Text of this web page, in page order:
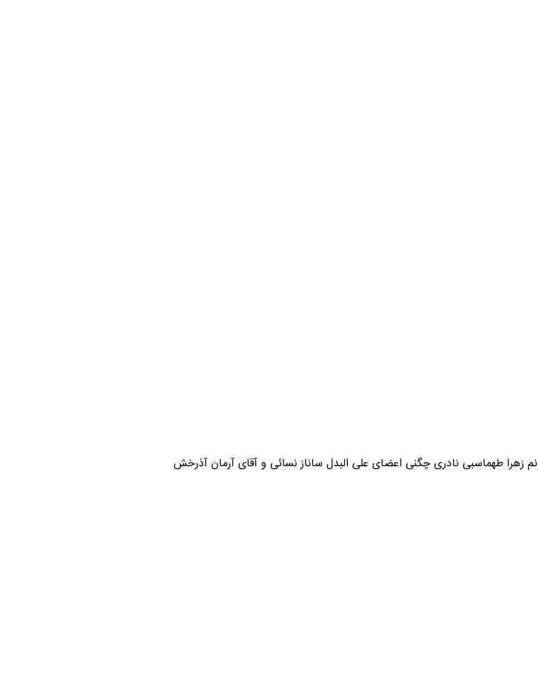
زهرا طهماسبی نادری چگنی اعضای علی البدل ساناز نسائی و آقای آرمان آذرخش